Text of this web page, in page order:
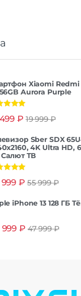
Xiaomi Redmi
Aurora Purple
₽ 19 999₽
Sber SDX
4K Ultra HD,
Салют ТВ
₽ 55 999₽
iPhone 13 128 ГБ
₽ 47 999₽